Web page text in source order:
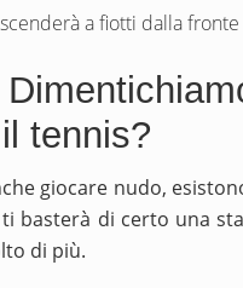
a fiotti dalla
tennis?
giocare nudo,
di certo una
di più.